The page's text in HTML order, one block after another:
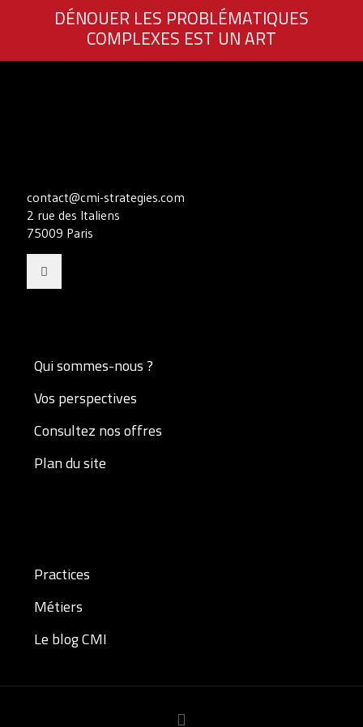
DÉNOUER LES PROBLÉMATIQUES
COMPLEXES EST UN ART
contact@cmi-strategies.com
2 rue des Italiens
75009 Paris
Qui sommes-nous ?
Vos perspectives
Consultez nos offres
Plan du site
Practices
Métiers
Le blog CMI